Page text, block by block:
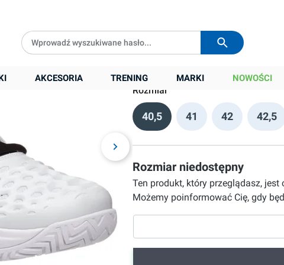
AKCESORIA TRENING MARKI NOWOŚCI
339,90 zł
Rozmiar
40,5 41 42 42,5
Rozmiar niedostępny
Ten produkt, który przeglądasz, jest
Możemy poinformować Cię, gdy